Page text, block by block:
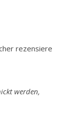
rezensiere
werden,